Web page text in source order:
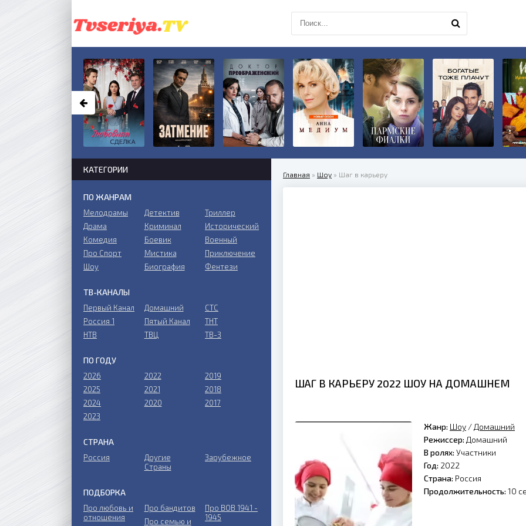
Главная » Шоу » Шаг в карьеру
ШАГ В КАРЬЕРУ 2022 ШОУ НА ДОМАШНЕМ
Жанр: Шоу / Домашний
Режиссер: Домашний
В ролях: Участники
Год: 2022
Страна: Россия
Продолжительность: 10
КАТЕГОРИИ
ПО ЖАНРАМ
Мелодрамы
Драма
Комедия
Про Спорт
Шоу
Детектив
Криминал
Боевик
Мистика
Биография
Триллер
Исторический
Военный
Приключение
Фентези
ТВ-КАНАЛЫ
Первый Канал
Россия 1
НТВ
Домашний
Пятый Канал
ТВЦ
СТС
ТНТ
ТВ-3
ПО ГОДУ
2026
2025
2024
2023
2022
2021
2020
2019
2018
2017
СТРАНА
Россия
Другие
Страны
Зарубежное
ПОДБОРКА
Про любовь и
отношения
Про бандитов
Пpo ceмью и
Пpo ВОВ 1941 -
1945